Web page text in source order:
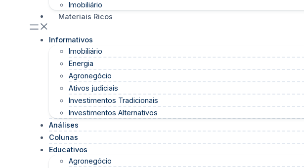
Imobiliário
Materiais Ricos
Informativos
Imobiliário
Energia
Agronegócio
Ativos judiciais
Investimentos Tradicionais
Investimentos Alternativos
Análises
Colunas
Educativos
Agronegócio